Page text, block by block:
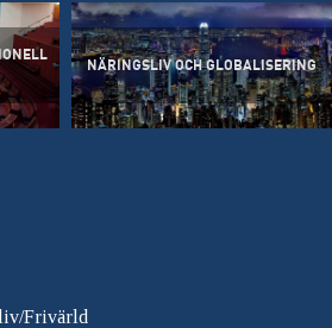
NÄRINGSLIV OCH GLOBALISERING
Frivärld